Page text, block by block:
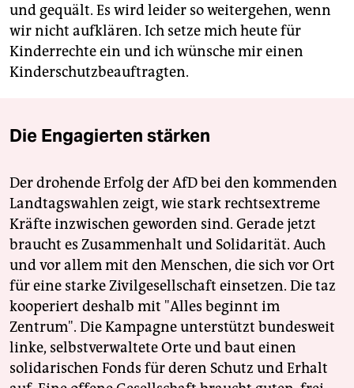
und gequält. Es wird leider so weitergehen, wenn
wir nicht aufklären. Ich setze mich heute für
Kinderrechte ein und ich wünsche mir einen
Kinderschutzbeauftragten.
Die Engagierten stärken
Der drohende Erfolg der AfD bei den kommenden
Landtagswahlen zeigt, wie stark rechtsextreme
Kräfte inzwischen geworden sind. Gerade jetzt
braucht es Zusammenhalt und Solidarität. Auch
und vor allem mit den Menschen, die sich vor Ort
für eine starke Zivilgesellschaft einsetzen. Die taz
kooperiert deshalb mit "Alles beginnt im
Zentrum". Die Kampagne unterstützt bundesweit
linke, selbstverwaltete Orte und baut einen
solidarischen Fonds für deren Schutz und Erhalt